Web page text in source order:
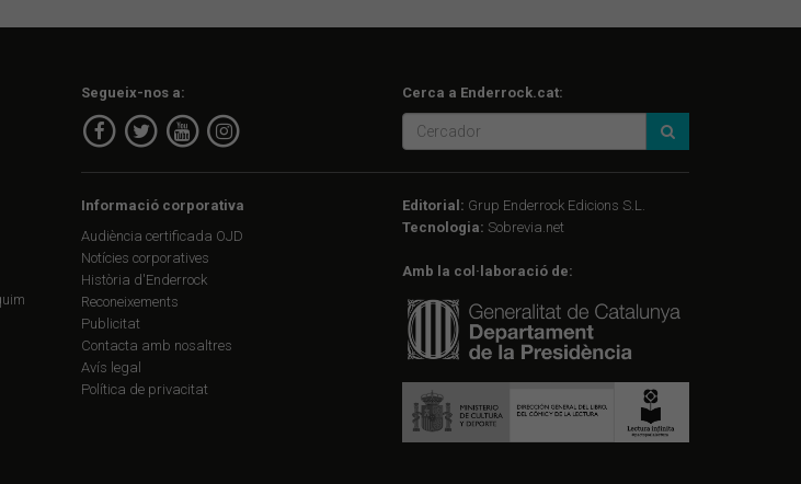
Segueix-nos a: Cerca a Enderrock.cat:
Informació corporativa
Audiència certificada OJD
Notícies corporatives
Història d'Enderrock
Reconeixements
Publicitat
Contacta amb nosaltres
Avís legal
Política de privacitat
Editorial: Grup Enderrock Edicions S.L.
Tecnologia: Sobrevia.net
Amb la col·laboració de: